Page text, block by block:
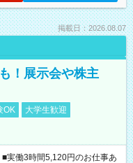
掲載日：2026.08.07
！展示会や株主
OK
大学生歓迎
働3時間5,120円のお仕事あ